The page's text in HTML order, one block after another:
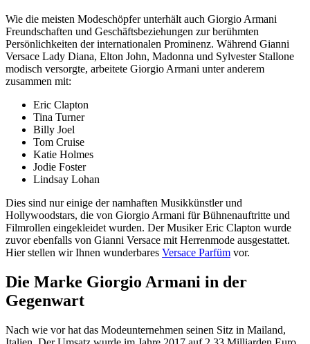
Wie die meisten Modeschöpfer unterhält auch Giorgio Armani
Freundschaften und Geschäftsbeziehungen zur berühmten
Persönlichkeiten der internationalen Prominenz. Während Gianni
Versace Lady Diana, Elton John, Madonna und Sylvester Stallone
modisch versorgte, arbeitete Giorgio Armani unter anderem
zusammen mit:
Eric Clapton
Tina Turner
Billy Joel
Tom Cruise
Katie Holmes
Jodie Foster
Lindsay Lohan
Dies sind nur einige der namhaften Musikkünstler und
Hollywoodstars, die von Giorgio Armani für Bühnenauftritte und
Filmrollen eingekleidet wurden. Der Musiker Eric Clapton wurde
zuvor ebenfalls von Gianni Versace mit Herrenmode ausgestattet.
Hier stellen wir Ihnen wunderbares Versace Parfüm vor.
Die Marke Giorgio Armani in der
Gegenwart
Nach wie vor hat das Modeunternehmen seinen Sitz in Mailand,